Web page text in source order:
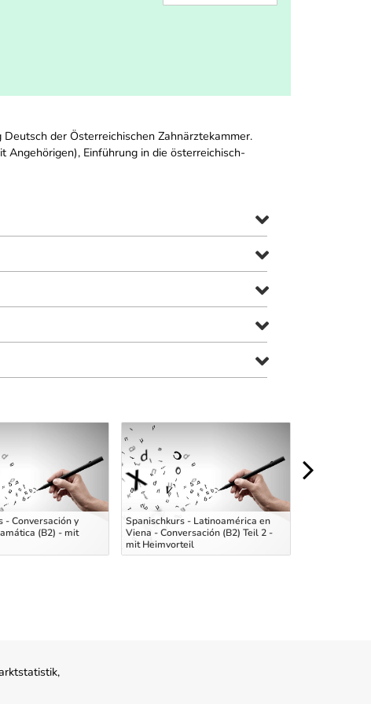
der Österreichischen Zahnärztekammer.
Einführung in die österreichisch-
- Conversación y
(B2) - mit
Spanischkurs - Latinoamérica en
Viena - Conversación (B2) Teil 2 -
mit Heimvorteil